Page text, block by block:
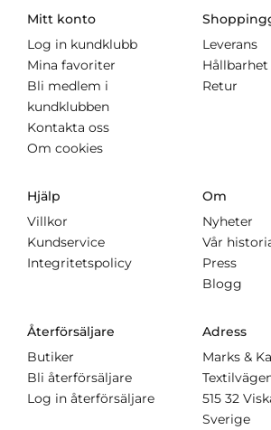
Mitt konto
Log in kundklubb
Mina favoriter
Bli medlem i
kundklubben
Kontakta oss
Om cookies
Leverans
Hållbarhet
Retur
Hjälp
Villkor
Kundservice
Integritetspolicy
Om
Nyheter
Vår
Press
Blogg
Återförsäljare
Butiker
Bli återförsäljare
Log in återförsäljare
Adress
Marks &
515 32
Sverige